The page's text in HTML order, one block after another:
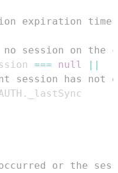
expiration time
session on the
=== null
||
has not
.
_lastSync
or the